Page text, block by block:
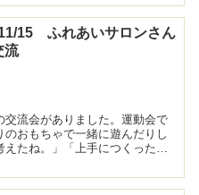
15 ふれあいサロンさん
流
交流会がありました。運動会で
おもちゃで一緒に遊んだりし
えたね。」「上手につくった